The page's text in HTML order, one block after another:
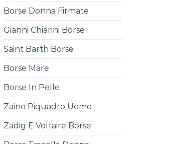
Borse Donna Firmate
Gianni Chiarini Borse
Saint Barth Borse
Borse Mare
Borse In Pelle
Zaino Piquadro Uomo
Zadig E Voltaire Borse